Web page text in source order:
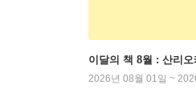
이달의 책 8월 : 산리오
2026년 08월 01일 ~